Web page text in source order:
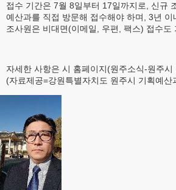
접수 기간은 7월 8일부터 17일까지로, 신규
예산과를 직접 방문해 접수해야 하며, 3년
조사원은 비대면(이메일, 우편, 팩스) 접수도
자세한 사항은 시 홈페이지(원주소식-원주시
(자료제공=강원특별자치도 원주시 기획예산